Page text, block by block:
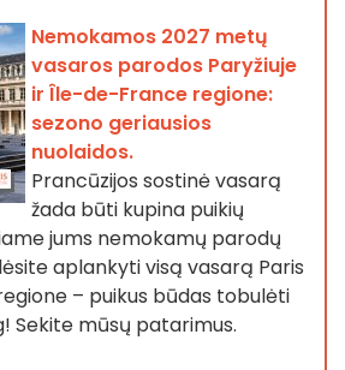
Nemokamos 2027 metų
vasaros parodos Paryžiuje
ir Île-de-France regione:
sezono geriausios
nuolaidos.
Prancūzijos sostinė vasarą
žada būti kupina puikių
jums nemokamų parodų
aplankyti visą vasarą Paris
– puikus būdas tobulėti
Sekite mūsų patarimus.